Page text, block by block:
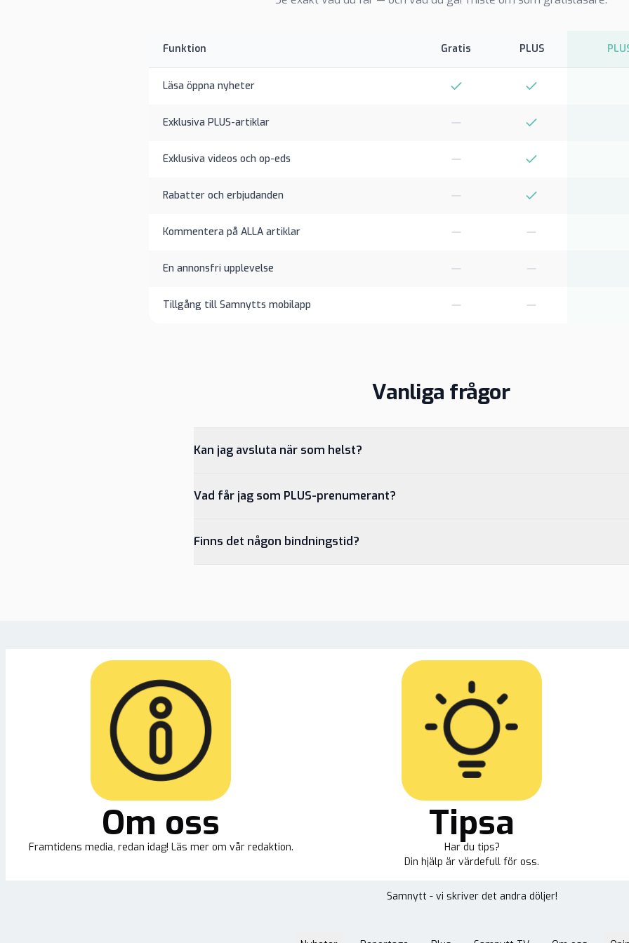
Funktion Gratis PLUS
Läsa öppna nyheter
Exklusiva PLUS-artiklar
Exklusiva videos och op-eds
Rabatter och erbjudanden
Kommentera på ALLA artiklar
En annonsfri upplevelse
Tillgång till Samnytts mobilapp
Vanliga frågor
Kan jag avsluta när som helst?
Vad får jag som PLUS-prenumerant?
Finns det någon bindningstid?
Om oss
Framtidens media, redan idag! Läs mer om vår redaktion.
Tipsa
Har du tips?
Din hjälp är värdefull för oss.
Samnytt - vi skriver det andra döljer!